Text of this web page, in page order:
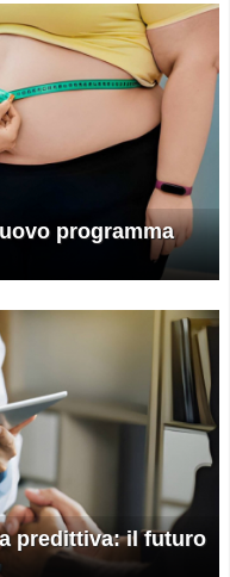
programma
predittiva: il futuro